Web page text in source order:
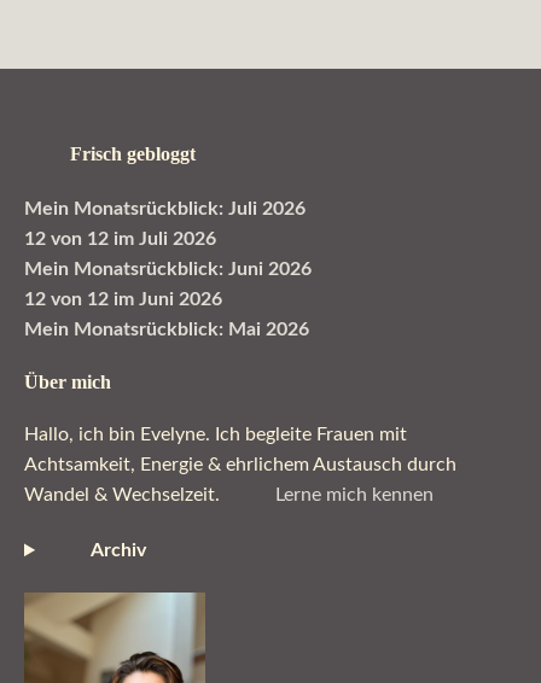
Frisch gebloggt
Mein Monatsrückblick: Juli 2026
12 von 12 im Juli 2026
Mein Monatsrückblick: Juni 2026
12 von 12 im Juni 2026
Mein Monatsrückblick: Mai 2026
Über mich
Hallo, ich bin Evelyne. Ich begleite Frauen mit
Achtsamkeit, Energie & ehrlichem Austausch durch
Wandel & Wechselzeit.
Lerne mich kennen
Archiv